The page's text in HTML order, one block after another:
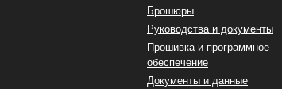
Брошюры
Руководства и документы
Прошивка и программное
обеспечение
Документы и данные